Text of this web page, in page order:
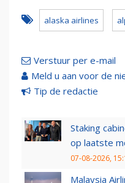
alaska airlines
Verstuur per e-mail
Meld u aan voor de
Tip de redactie
Staking
op laatste
07-08-2026,
Malaysia